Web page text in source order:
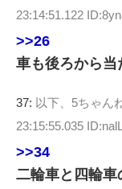
23:14:51.122
>>26
車も後ろから当
37: 以下、5ちゃん
23:15:55.035
>>34
二輪車と四輪車